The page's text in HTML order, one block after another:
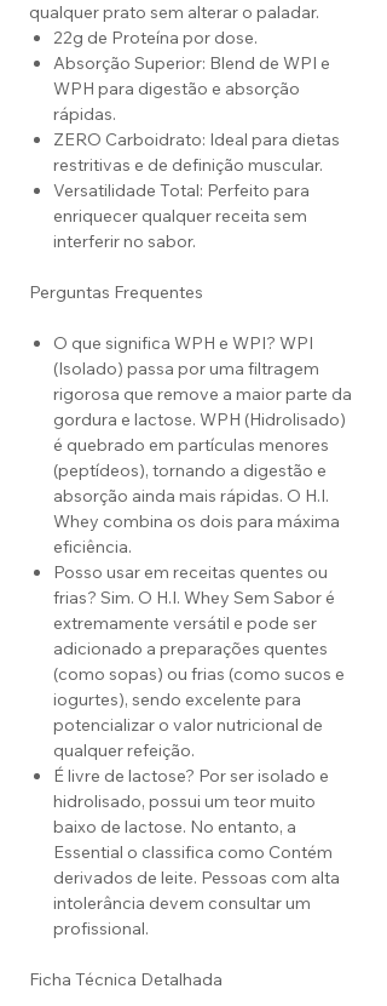
qualquer prato sem alterar o paladar.
22g de Proteína por dose.
Absorção Superior: Blend de WPI e
WPH para digestão e absorção
rápidas.
ZERO Carboidrato: Ideal para dietas
restritivas e de definição muscular.
Versatilidade Total: Perfeito para
enriquecer qualquer receita sem
interferir no sabor.
Perguntas Frequentes
O que significa WPH e WPI? WPI
(Isolado) passa por uma filtragem
rigorosa que remove a maior parte da
gordura e lactose. WPH (Hidrolisado)
é quebrado em partículas menores
(peptídeos), tornando a digestão e
absorção ainda mais rápidas. O H.I.
Whey combina os dois para máxima
eficiência.
Posso usar em receitas quentes ou
frias? Sim. O H.I. Whey Sem Sabor é
extremamente versátil e pode ser
adicionado a preparações quentes
(como sopas) ou frias (como sucos e
iogurtes), sendo excelente para
potencializar o valor nutricional de
qualquer refeição.
É livre de lactose? Por ser isolado e
hidrolisado, possui um teor muito
baixo de lactose. No entanto, a
Essential o classifica como Contém
derivados de leite. Pessoas com alta
intolerância devem consultar um
profissional.
Ficha Técnica Detalhada